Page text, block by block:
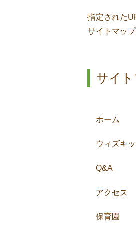
指定された
サイトマッ
サイ
ホーム
ウィズキ
Q&A
アクセス
保育園